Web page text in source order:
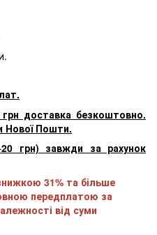
доставка безкоштовно.
Нової Пошти.
грн) завжди за рахунок
31% та більше
передплатою за
від суми